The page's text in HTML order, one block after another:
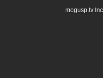
mogusp.tv